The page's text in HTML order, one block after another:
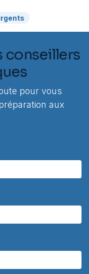
conseillers
pour vous
aux